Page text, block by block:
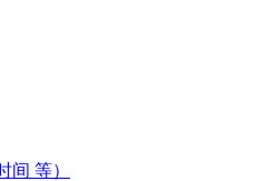
间 等）